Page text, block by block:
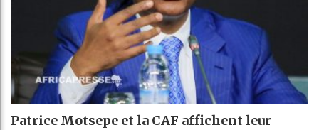
Patrice Motsepe et la CAF affichent leur